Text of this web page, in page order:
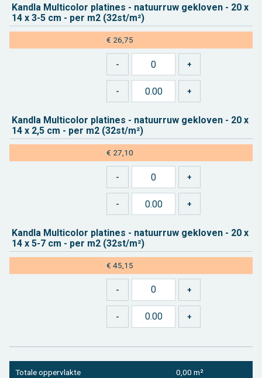
Kan­d­la Mul­ti­co­lor pla­ti­nes - na­tuur­ruw ge­klo­ven - 20 x
14 x 3-5 cm - per m2 (32st/m²)
€ 26,75
Kan­d­la Mul­ti­co­lor pla­ti­nes - na­tuur­ruw ge­klo­ven - 20 x
14 x 2,5 cm - per m2 (32st/m²)
€ 27,10
Kan­d­la Mul­ti­co­lor pla­ti­nes - na­tuur­ruw ge­klo­ven - 20 x
14 x 5-7 cm - per m2 (32st/m²)
€ 45,15
To­ta­le op­per­vlak­te 0,00 m²